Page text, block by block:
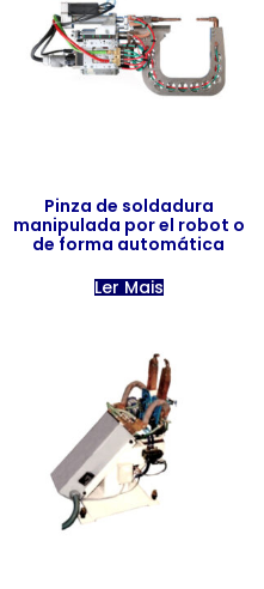
Pinza de soldadura
manipulada por el robot o
de forma automática
Ler Mais